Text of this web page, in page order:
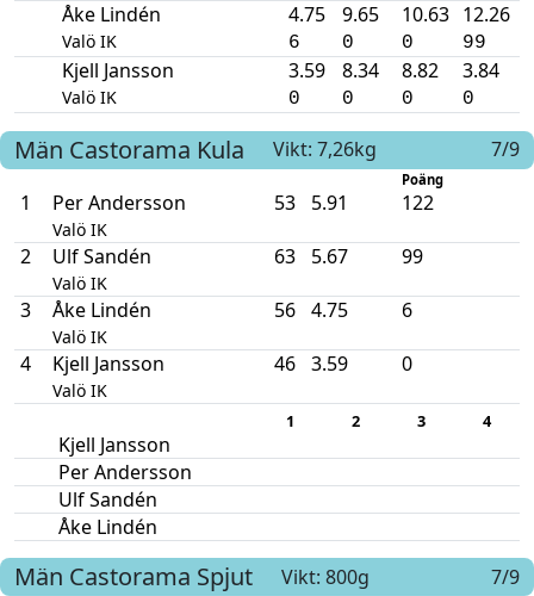
Åke Lindén
Valö IK
4.75
6
9.65
0
10.63
0
12.26
99
Kjell Jansson
Valö IK
3.59
0
8.34
0
8.82
0
3.84
0
Män Castorama Kula Vikt: 7,26kg 7/9
Poäng
1 Per Andersson
Valö IK
53 5.91 122
2 Ulf Sandén
Valö IK
63 5.67 99
3 Åke Lindén
Valö IK
56 4.75 6
4 Kjell Jansson
Valö IK
46 3.59 0
1 2 3 4
Kjell Jansson
Per Andersson
Ulf Sandén
Åke Lindén
Män Castorama Spjut Vikt: 800g 7/9